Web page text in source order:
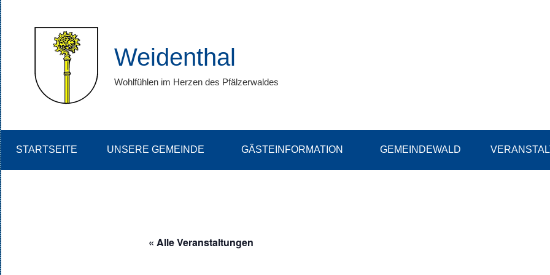
Zum
Inhalt
springen
Weidenthal
Wohlfühlen im Herzen des Pfälzerwaldes
STARTSEITE UNSERE GEMEINDE GÄSTEINFORMATION GEMEINDEWALD
« Alle Veranstaltungen